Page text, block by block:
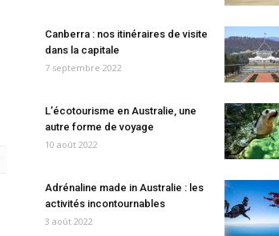
Canberra : nos itinéraires de visite
dans la capitale
7 septembre 2022
L’écotourisme en Australie, une
autre forme de voyage
10 août 2022
Adrénaline made in Australie : les
activités incontournables
3 août 2022